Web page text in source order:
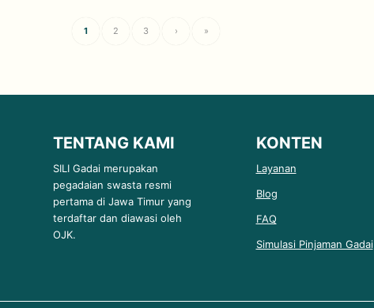
1 2 3 › »
TENTANG KAMI
SILI Gadai merupakan
pegadaian swasta resmi
pertama di Jawa Timur yang
terdaftar dan diawasi oleh
OJK.
KONTEN
Layanan
Blog
FAQ
Simulasi Pinjaman Gadai